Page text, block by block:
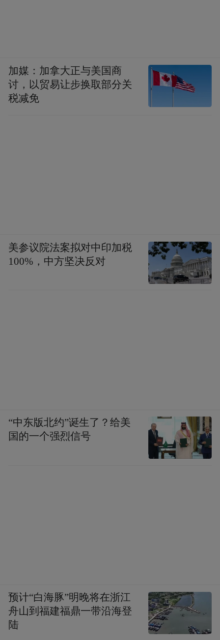
加媒：加拿大正与美国商
讨，以贸易让步换取部分关
税减免
美参议院法案拟对中印加税
100%，中方坚决反对
“中东版北约”诞生了？给美
国的一个强烈信号
预计“白海豚”明晚将在浙江
舟山到福建福鼎一带沿海登
陆